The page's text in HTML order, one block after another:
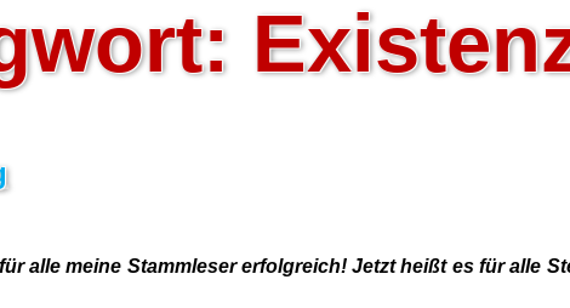
alle meine Stammleser erfolgreich! Jetzt heißt es für alle